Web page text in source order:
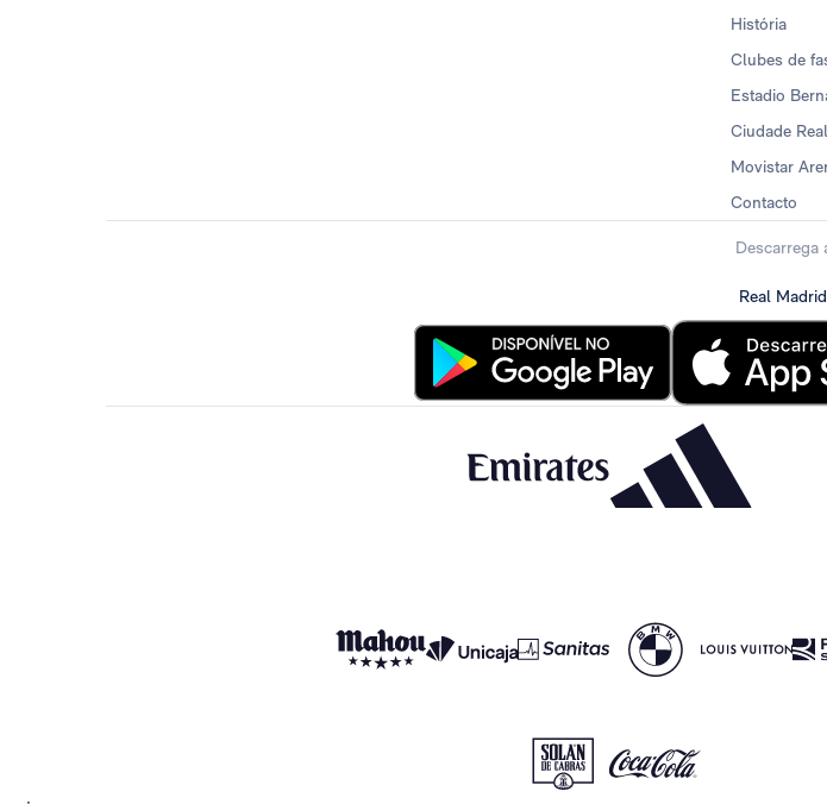
História
Clubes de
Estadio
Ciudade
Movistar
Contacto
Descarrega
Real